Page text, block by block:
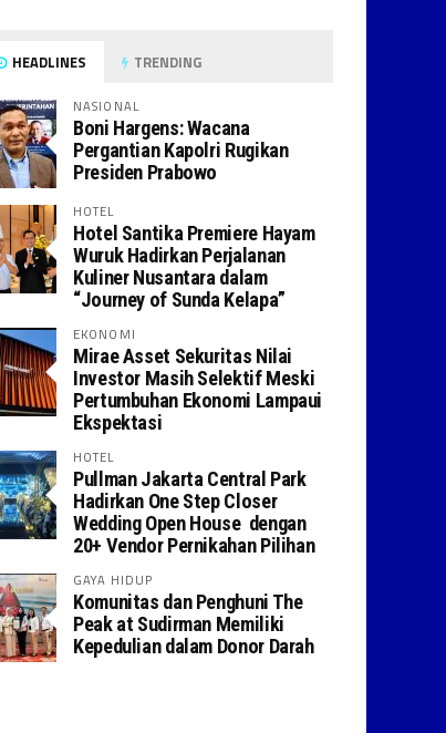
HEADLINES TRENDING
NASIONAL
Boni Hargens: Wacana
Pergantian Kapolri Rugikan
Presiden Prabowo
HOTEL
Hotel Santika Premiere Hayam
Wuruk Hadirkan Perjalanan
Kuliner Nusantara dalam
“Journey of Sunda Kelapa”
EKONOMI
Mirae Asset Sekuritas Nilai
Investor Masih Selektif Meski
Pertumbuhan Ekonomi Lampaui
Ekspektasi
HOTEL
Pullman Jakarta Central Park
Hadirkan One Step Closer
Wedding Open House dengan
20+ Vendor Pernikahan Pilihan
GAYA HIDUP
Komunitas dan Penghuni The
Peak at Sudirman Memiliki
Kepedulian dalam Donor Darah